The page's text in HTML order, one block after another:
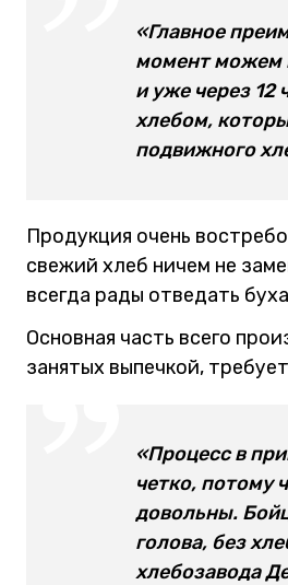
«Главное
момент можем
и уже через 12
хлебом,
подвижного
Продукция очень
свежий хлеб ничем не
всегда рады отведать
Основная часть всего
занятых выпечкой,
«Процесс в
четко, потому
довольны.
голова, без
хлебозавода